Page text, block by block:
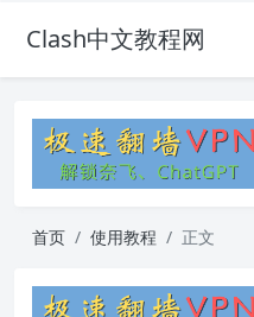
Clash中文教程网
首页 使用教程 正文